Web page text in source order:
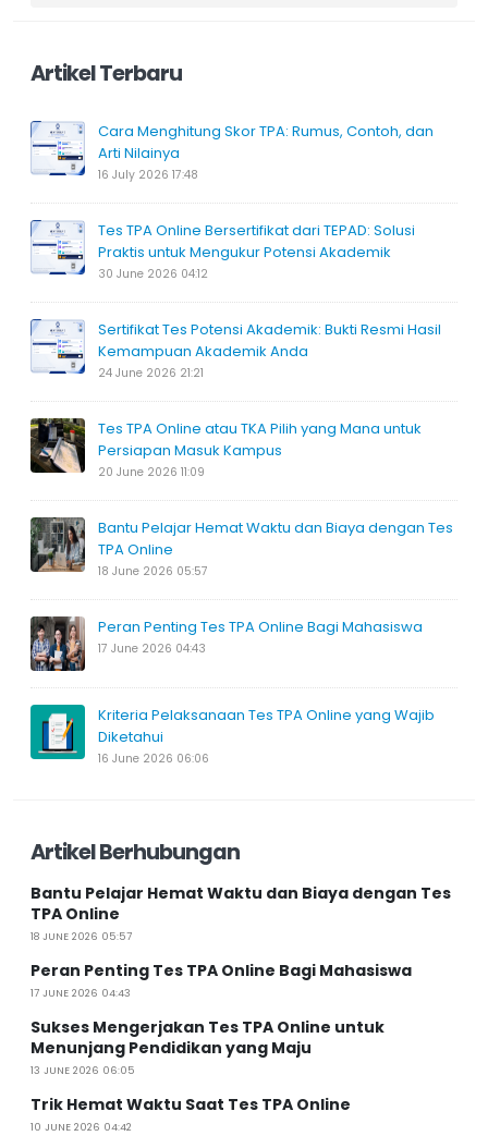
Artikel Terbaru
Cara Menghitung Skor TPA: Rumus, Contoh, dan
Arti Nilainya
16 July 2026 17:48
Tes TPA Online Bersertifikat dari TEPAD: Solusi
Praktis untuk Mengukur Potensi Akademik
30 June 2026 04:12
Sertifikat Tes Potensi Akademik: Bukti Resmi Hasil
Kemampuan Akademik Anda
24 June 2026 21:21
Tes TPA Online atau TKA Pilih yang Mana untuk
Persiapan Masuk Kampus
20 June 2026 11:09
Bantu Pelajar Hemat Waktu dan Biaya dengan Tes
TPA Online
18 June 2026 05:57
Peran Penting Tes TPA Online Bagi Mahasiswa
17 June 2026 04:43
Kriteria Pelaksanaan Tes TPA Online yang Wajib
Diketahui
16 June 2026 06:06
Artikel Berhubungan
Bantu Pelajar Hemat Waktu dan Biaya dengan Tes
TPA Online
18 JUNE 2026 05:57
Peran Penting Tes TPA Online Bagi Mahasiswa
17 JUNE 2026 04:43
Sukses Mengerjakan Tes TPA Online untuk
Menunjang Pendidikan yang Maju
13 JUNE 2026 06:05
Trik Hemat Waktu Saat Tes TPA Online
10 JUNE 2026 04:42